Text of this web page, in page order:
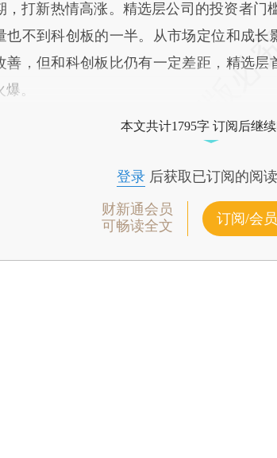
，打新热情高涨。精选层公司的投资者门
也不到科创板的一半。从市场定位和成长
善，但和科创板比仍有一定差距，精选层
。
本文共计1795字 订阅后继
登录后获取已订阅的阅
财新通会员
可畅读全文
订阅/会